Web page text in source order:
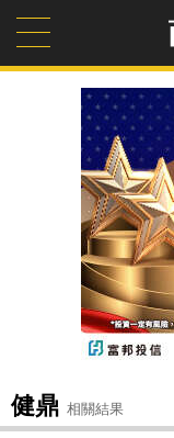
健鼎 相關結果